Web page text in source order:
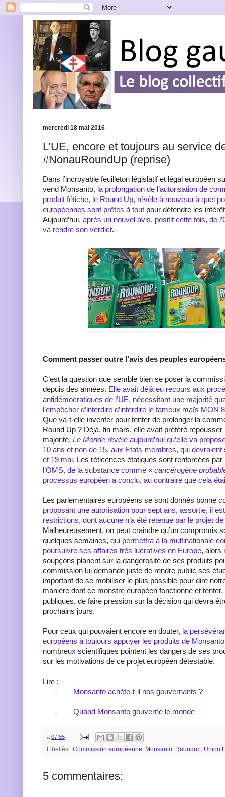
mercredi 18 mai 2016
L’UE, encore et toujours au service
#NonauRoundUp (reprise)
Dans l’incroyable feuilleton législatif et légal européen
vend Monsanto, la prolongation de l’autorisation de
produit fétiche, le Round Up, révèle à nouveau à quel
européennes sont prêtes à tout pour défendre les
Aujourd’hui, après un nouvel avis, positif cette fois, de
va rendre son verdict.
Comment passer outre l’avis des peuples
C’est la question que semble bien se poser la
depuis des années. Elle avait déjà eu recours aux
antidémocratiques de l’UE, nécessitant une majorité
l’empêcher d’interdire d’interdire le fameux maïs MON
Que va-t-elle inventer pour tenter de prolonger la
Round Up ? Déjà, fin mars, elle avait préféré repousser
majorité. Le Monde révèle aujourd’hui qu’elle va
10 ans et non de 15, aux Etats-membres, qui devraient
et 19 mai. Les réticences étatiques sont renforcées par
l’OMS, de la substance comme « cancérogène
processus européen a conclu, au contraire que cela
Les parlementaires européens se sont donnés bonne
proposant une autorisation pour sept ans, assortie, il
restrictions, dont aucune n’a été retenue par le projet
Malheureusement, on peut craindre qu’un compromis
quelques semaines, qui permettra à la multinationale
poursuivre ses affaires très lucratives en Europe, alors
soupçons planent sur la dangerosité de ses produits
commission lui demande juste de rendre public ses
important de se mobiliser le plus possible pour dire
manière dont ce monstre européen fonctionne et
publiques, de faire pression sur la décision qui devra
prochains jours.
Pour ceux qui pouvaient encore en douter, la
européens à toujours appuyer les produits de Monsanto
nombreux scientifiques pointent les dangers de ses
sur les motivations de ce projet européen détestable.
Lire :
-
Monsanto achète-t-il nos gouvernants ?
- Quand Monsanto gouverne le monde
à 07:55
Libellés : Commission européenne, Monsanto, Roundup, Union
5 commentaires: